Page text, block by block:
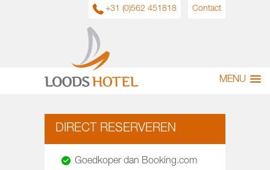
MENU
+31 (0)562 451818 Contact
DIRECT RESERVEREN
Goedkoper dan Booking.com